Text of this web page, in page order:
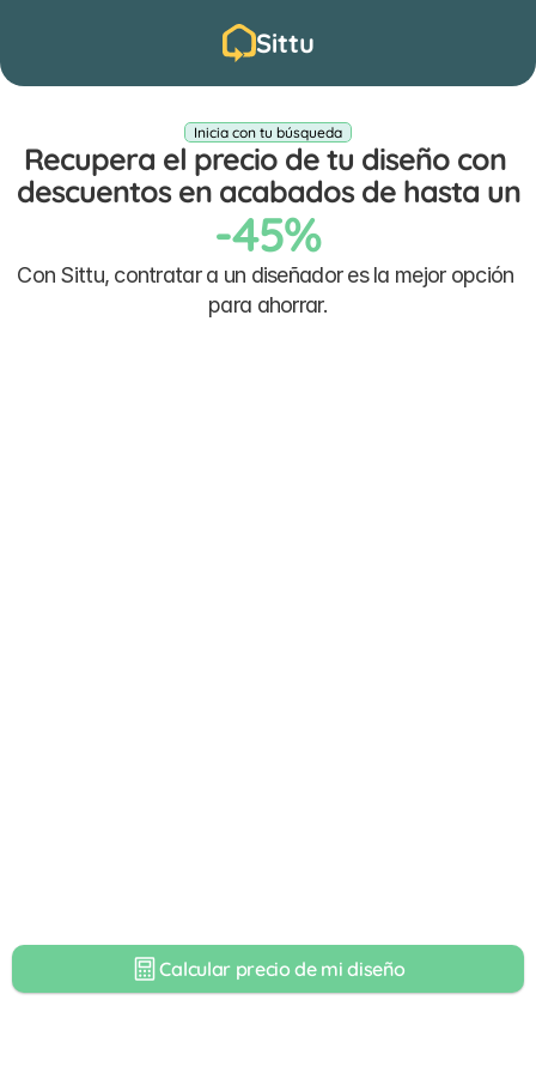
Sittu
Inicia con tu búsqueda
Recupera el precio de tu diseño con
descuentos en acabados de hasta un
-45%
Con Sittu, contratar a un diseñador es la mejor opción
para ahorrar.
Calcular precio de mi diseño